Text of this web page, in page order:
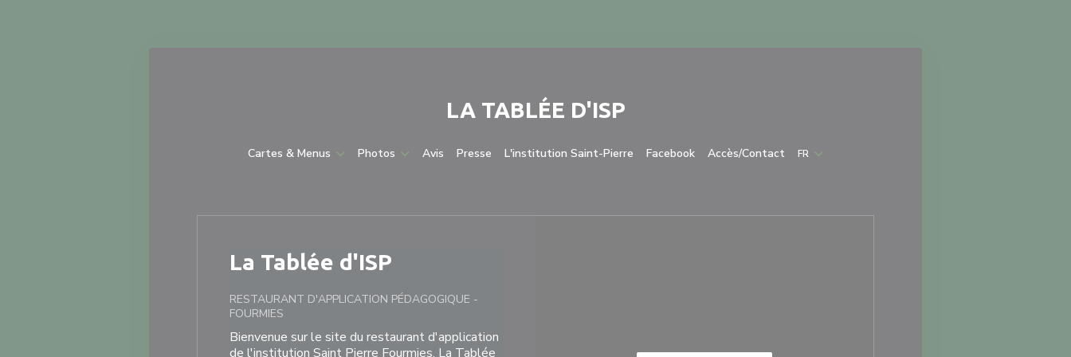
LA TABLÉE D'ISP
Cartes & Menus Photos Avis Presse L'institution Saint-Pierre ((ouvre une nouvelle fenêtre))
Facebook((ouvre une nouvelle fenêtre))
Accès/Contact FR
La Tablée d'ISP
RESTAURANT D'APPLICATION PÉDAGOGIQUE -
FOURMIES
Bienvenue sur le site du restaurant d'application
de l'institution Saint Pierre Fourmies, La Tablée